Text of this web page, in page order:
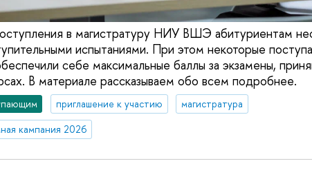
в магистратуру НИУ ВШЭ абитуриентам
испытаниями. При этом некоторые
себе максимальные баллы за экзамены,
В материале рассказываем обо всем подробнее.
приглашение к участию
магистратура
кампания 2026